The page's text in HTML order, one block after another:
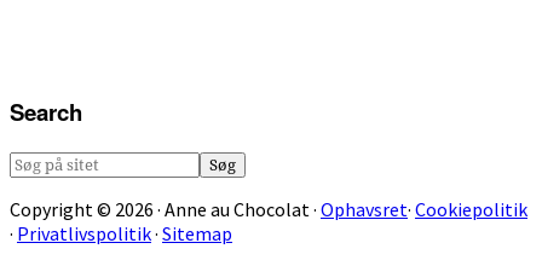
Search
Søg
sitet
Copyright © 2026 · Anne au Chocolat · Ophavsret· Cookiepolitik
· Privatlivspolitik· Sitemap